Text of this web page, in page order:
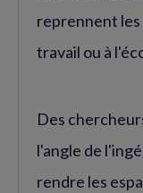
reprennent
travail ou à
Des
l'angle de
rendre les